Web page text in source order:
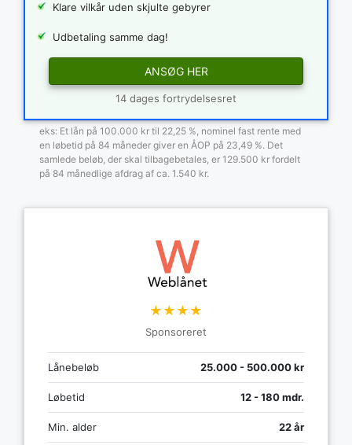
Klare vilkår uden skjulte gebyrer
Udbetaling samme dag!
ANSØG HER
14 dages fortrydelsesret
eks: Et lån på 100.000 kr til 22,25 %, nominel fast rente med
en løbetid på 84 måneder giver en ÅOP på 23,49 %. Det
samlede beløb, der skal tilbagebetales, er 129.500 kr fordelt
på 84 månedlige afdrag af ca. 1.540 kr.
★★★★
Sponsoreret
Lånebeløb 25.000 - 500.000 kr
Løbetid 12 - 180 mdr.
Min. alder 22 år